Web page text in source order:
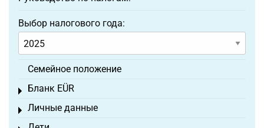
Выбор налогового года:
Семейное положение
Бланк EÜR
Toggle menu
Личные данные
Toggle menu